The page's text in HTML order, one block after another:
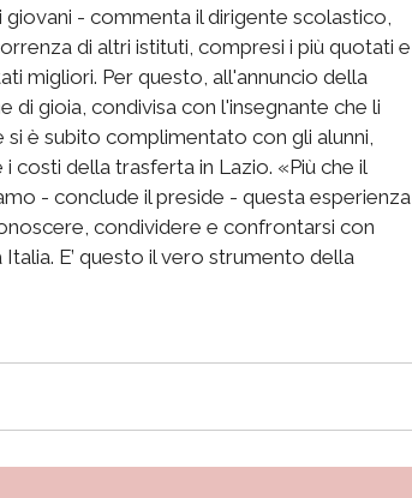
- commenta il dirigente scolastico,
di altri istituti, compresi i più quotati e
migliori. Per questo, all'annuncio della
di gioia, condivisa con l'insegnante che li
è subito complimentato con gli alunni,
costi della trasferta in Lazio. «Più che il
- conclude il preside - questa esperienza
condividere e confrontarsi con
E’ questo il vero strumento della